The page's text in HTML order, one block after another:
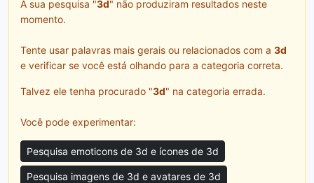
A sua pesquisa "3d" não produziram resultados neste
momento.
Tente usar palavras mais gerais ou relacionados com a 3d
e verificar se você está olhando para a categoria correta.
Talvez ele tenha procurado "3d" na categoria errada.
Você pode experimentar:
Pesquisa emoticons de 3d e ícones de 3d
Pesquisa imagens de 3d e avatares de 3d